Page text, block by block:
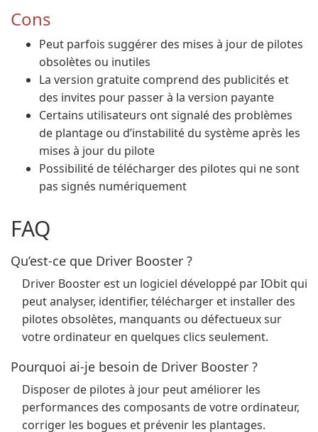
Cons
Peut parfois suggérer des mises à jour de pilotes
obsolètes ou inutiles
La version gratuite comprend des publicités et
des invites pour passer à la version payante
Certains utilisateurs ont signalé des problèmes
de plantage ou d’instabilité du système après les
mises à jour du pilote
Possibilité de télécharger des pilotes qui ne sont
pas signés numériquement
FAQ
Qu’est-ce que Driver Booster ?
Driver Booster est un logiciel développé par IObit qui
peut analyser, identifier, télécharger et installer des
pilotes obsolètes, manquants ou défectueux sur
votre ordinateur en quelques clics seulement.
Pourquoi ai-je besoin de Driver Booster ?
Disposer de pilotes à jour peut améliorer les
performances des composants de votre ordinateur,
corriger les bogues et prévenir les plantages.